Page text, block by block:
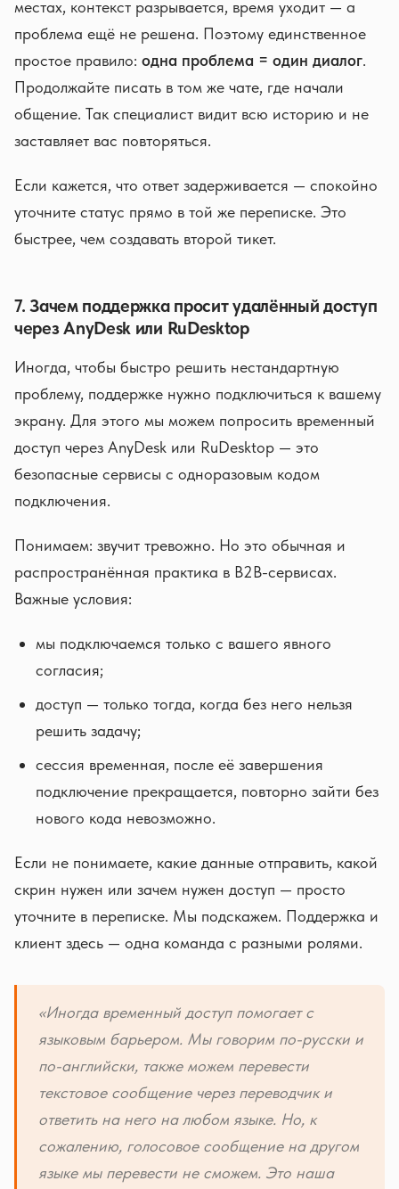
местах, контекст разрывается, время уходит — а
проблема ещё не решена. Поэтому единственное
простое правило: одна проблема = один диалог.
Продолжайте писать в том же чате, где начали
общение. Так специалист видит всю историю и не
заставляет вас повторяться.
Если кажется, что ответ задерживается — спокойно
уточните статус прямо в той же переписке. Это
быстрее, чем создавать второй тикет.
7. Зачем поддержка просит удалённый доступ
через AnyDesk или RuDesktop
Иногда, чтобы быстро решить нестандартную
проблему, поддержке нужно подключиться к вашему
экрану. Для этого мы можем попросить временный
доступ через AnyDesk или RuDesktop — это
безопасные сервисы с одноразовым кодом
подключения.
Понимаем: звучит тревожно. Но это обычная и
распространённая практика в B2B-сервисах.
Важные условия:
мы подключаемся только с вашего явного
согласия;
доступ — только тогда, когда без него нельзя
решить задачу;
сессия временная, после её завершения
подключение прекращается, повторно зайти без
нового кода невозможно.
Если не понимаете, какие данные отправить, какой
скрин нужен или зачем нужен доступ — просто
уточните в переписке. Мы подскажем. Поддержка и
клиент здесь — одна команда с разными ролями.
«Иногда временный доступ помогает с
языковым барьером. Мы говорим по-русски и
по-английски, также можем перевести
текстовое сообщение через переводчик и
ответить на него на любом языке. Но, к
сожалению, голосовое сообщение на другом
языке мы перевести не сможем. Это наша